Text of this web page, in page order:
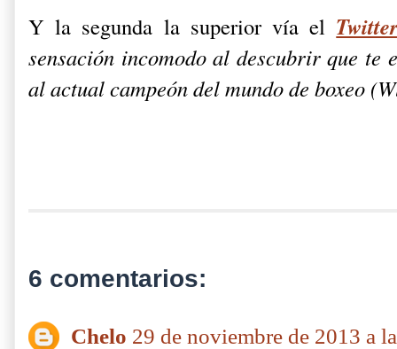
Y la segunda la superior vía el
sensación incomodo al descubrir que te
al actual campeón del mundo de boxeo
6 comentarios:
Chelo 29 de noviembre de 2013 a